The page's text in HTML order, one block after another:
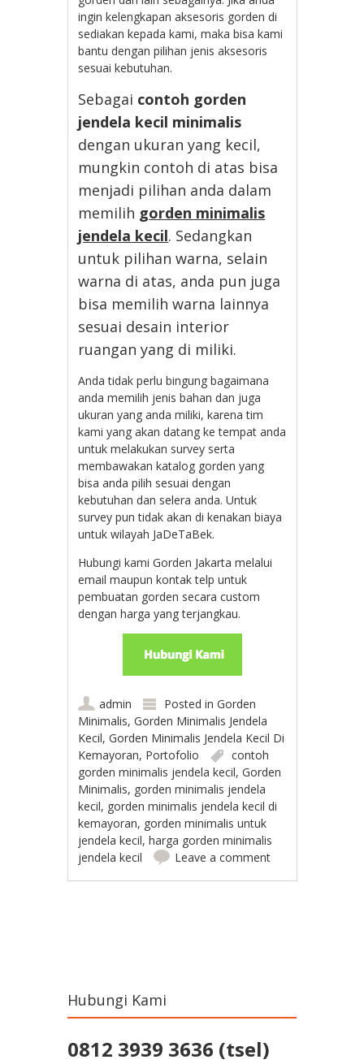
ingin kelengkapan aksesoris gorden di
sediakan kepada kami, maka bisa kami
bantu dengan pilihan jenis aksesoris
sesuai kebutuhan.
Sebagai contoh gorden
jendela kecil minimalis
dengan ukuran yang kecil,
mungkin contoh di atas bisa
menjadi pilihan anda dalam
memilih gorden minimalis
jendela kecil. Sedangkan
untuk pilihan warna, selain
warna di atas, anda pun juga
bisa memilih warna lainnya
sesuai desain interior
ruangan yang di miliki.
Anda tidak perlu bingung bagaimana
anda memilih jenis bahan dan juga
ukuran yang anda miliki, karena tim
kami yang akan datang ke tempat anda
untuk melakukan survey serta
membawakan katalog gorden yang
bisa anda pilih sesuai dengan
kebutuhan dan selera anda. Untuk
survey pun tidak akan di kenakan biaya
untuk wilayah JaDeTaBek.
Hubungi kami Gorden Jakarta melalui
email maupun kontak telp untuk
pembuatan gorden secara custom
dengan harga yang terjangkau.
admin Posted inGorden
Minimalis,Gorden Minimalis Jendela
Kecil,Gorden Minimalis Jendela Kecil Di
Kemayoran, Portofolio
contoh
gorden minimalis jendela kecil,Gorden
Minimalis, gorden minimalis jendela
kecil, gorden minimalis jendela kecil di
kemayoran, gorden minimalis untuk
jendela kecil,harga gorden minimalis
jendela kecil
Leave a comment
Hubungi Kami
0812 3939 3636 (tsel)